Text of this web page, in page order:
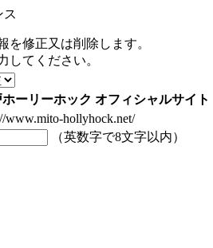
ス
を修正又は削除します。
してください。
ホーリーホック オフィシャルサイト
www.mito-hollyhock.net/
（英数字で8文字以内）